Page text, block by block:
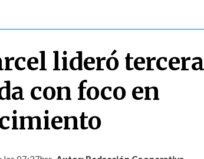
lideró tercera
con foco en